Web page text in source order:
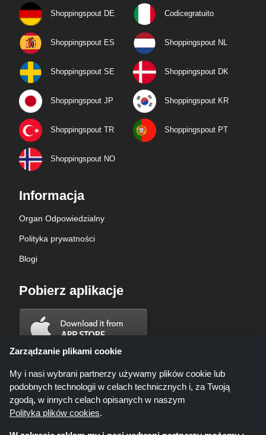
Shoppingspout DE Codicegratuito
Shoppingspout ES Shoppingspout NL
Shoppingspout SE Shoppingspout DK
Shoppingspout JP Shoppingspout KR
Shoppingspout TR Shoppingspout PT
Shoppingspout NO
Informacja
Organ Odpowiedzialny
Polityka prywatności
Blogi
Pobierz aplikacje
Zarządzanie plikami cookie
My i nasi wybrani partnerzy używamy plików cookie lub
podobnych technologii w celach technicznych i, za Twoją
zgodą, w innych celach opisanych w naszym
Polityka plików cookies.